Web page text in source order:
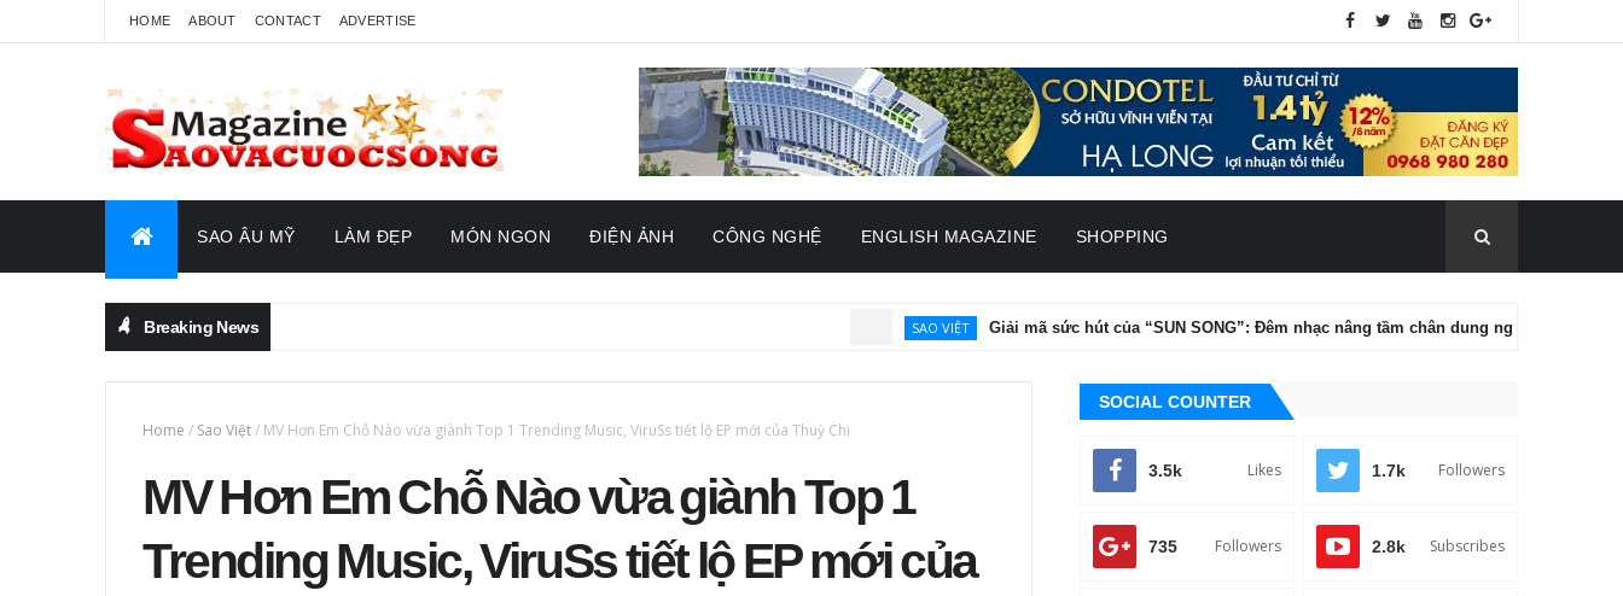
HOME ABOUT CONTACT ADVERTISE
SAO ÂU MỸ LÀM ĐẸP MÓN NGON ĐIỆN ẢNH CÔNG NGHỆ ENGLISH MAGAZINE SHOPPING
Breaking News Giải mã sức hút của “SUN SONG”: Đêm nhạc nâng tầm chân dung nghệ thuật của Tăng
Home / Sao Việt/ MV Hơn Em Chỗ Nào vừa giành Top 1 Trending Music, ViruSs tiết lộ EP mới của Thuỳ Chi
MV Hơn Em Chỗ Nào vừa giành Top 1
Trending Music, ViruSs tiết lộ EP mới của
SOCIAL COUNTER
3.5k Likes 1.7k Followers
735 Followers 2.8k Subscribes